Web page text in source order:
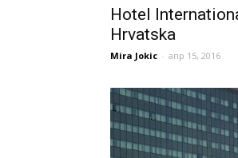
Hotel
Hrvatska
Mira Jokic - апр 15, 2016